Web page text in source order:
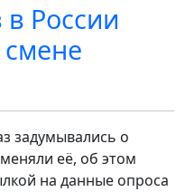
в России
задумывались о
её, об этом
на данные опроса